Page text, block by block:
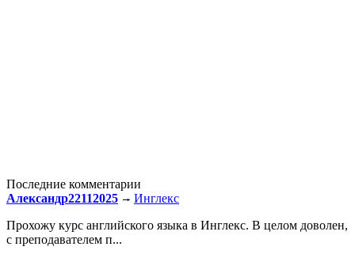
Последние комментарии
Александр22112025
Инглекс
Прохожу курс английского языка в Инглекс. В целом доволен,
с преподавателем п...